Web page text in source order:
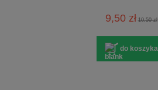
9,50 zł 10,50 zł
do koszyka